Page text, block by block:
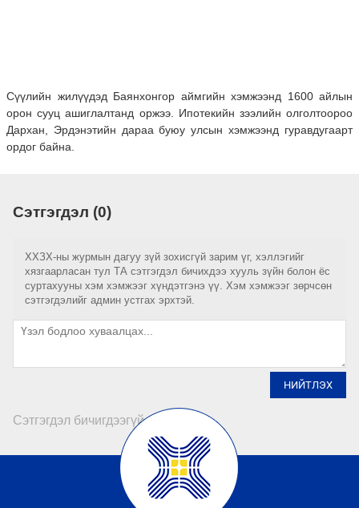
Сүүлийн жилүүдэд Баянхонгор аймгийн хэмжээнд 1600 айлын
орон сууц ашиглалтанд оржээ. Ипотекийн зээлийн олголтоороо
Дархан, Эрдэнэтийн дараа буюу улсын хэмжээнд гуравдугаарт
ордог байна.
Сэтгэгдэл (0)
ХХЗХ-ны журмын дагуу зүй зохисгүй зарим үг, хэллэгийг
хязгаарласан тул ТА сэтгэгдэл бичихдээ хууль зүйн болон ёс
суртахууны хэм хэмжээг хүндэтгэнэ үү. Хэм хэмжээг зөрчсөн
сэтгэгдэлийг админ устгах эрхтэй.
НИЙТЛЭХ
Сэтгэгдэл бичигдээгүй байна